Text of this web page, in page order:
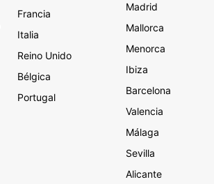
Francia
Italia
Reino Unido
Bélgica
Portugal
Madrid
Mallorca
Menorca
Ibiza
Barcelona
Valencia
Málaga
Sevilla
Alicante